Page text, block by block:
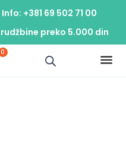
preko 5.000 din
Info: +381 69 502 71 00
0